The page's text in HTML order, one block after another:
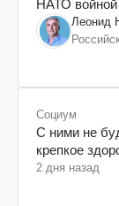
НАТО войной
Леонид
Социум
С ними не
крепкое
2 дня назад